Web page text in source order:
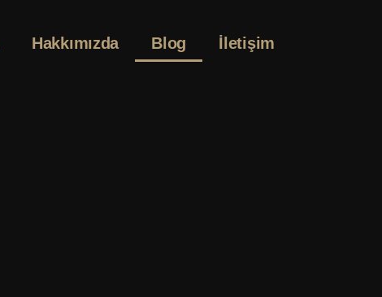
Hakkımızda Blog İletişim